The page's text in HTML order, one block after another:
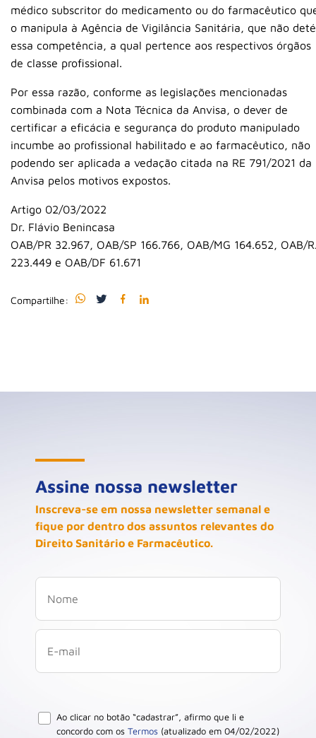
médico subscritor do medicamento ou do farmacêutico
o manipula à Agência de Vigilância Sanitária, que não
essa competência, a qual pertence aos respectivos órgãos
de classe profissional.
Por essa razão, conforme as legislações mencionadas
combinada com a Nota Técnica da Anvisa, o dever de
certificar a eficácia e segurança do produto manipulado
incumbe ao profissional habilitado e ao farmacêutico, não
podendo ser aplicada a vedação citada na RE 791/2021 da
Anvisa pelos motivos expostos.
Artigo 02/03/2022
Dr. Flávio Benincasa
OAB/PR 32.967, OAB/SP 166.766, OAB/MG 164.652, OAB/
223.449 e OAB/DF 61.671
Compartilhe:
Assine nossa newsletter
Inscreva-se em nossa newsletter semanal e
fique por dentro dos assuntos relevantes do
Direito Sanitário e Farmacêutico.
Ao clicar no botão “cadastrar”, afirmo que li e
concordo com os Termos (atualizado em 04/02/2022)